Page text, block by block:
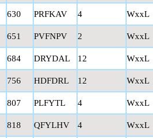
630 PRFKAV 4 WxxL
651 PVFNPV 2 WxxL
684 DRYDAL 12 WxxL
756 HDFDRL 12 WxxL
807 PLFYTL 4 WxxL
818 QFYLHV 4 WxxL